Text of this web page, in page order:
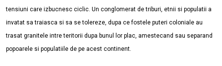
tensiuni care izbucnesc ciclic. Un conglomerat de triburi, etnii si populatii a
invatat sa traiasca si sa se tolereze, dupa ce fostele puteri coloniale au
trasat granitele intre teritorii dupa bunul lor plac, amestecand sau separand
popoarele si populatiile de pe acest continent.